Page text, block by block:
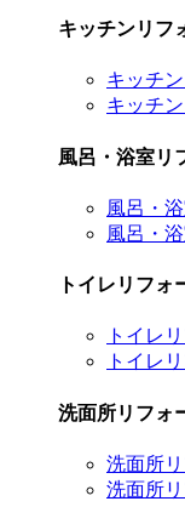
キッチンリフ
キッチ
キッチ
風呂・浴室リ
風呂・
風呂・
トイレリフォ
トイレ
トイレ
洗面所リフォ
洗面所
洗面所